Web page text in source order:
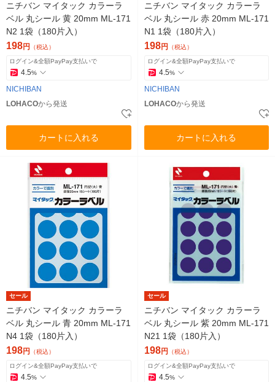
ニチバン マイタック カラーラ
ベル 丸シール 黄 20mm ML-171
N2 1袋（180片入）
198円 （税込）
ログイン&全額PayPay支払いで
4.5%
NICHIBAN
LOHACOから発送
カートに入れる
ニチバン マイタック カラーラ
ベル 丸シール 赤 20mm ML-171
N1 1袋（180片入）
198円 （税込）
ログイン&全額PayPay支払いで
4.5%
NICHIBAN
LOHACOから発送
カートに入れる
セール
ニチバン マイタック カラーラ
ベル 丸シール 青 20mm ML-171
N4 1袋（180片入）
198円 （税込）
ログイン&全額PayPay支払いで
4.5%
セール
ニチバン マイタック カラーラ
ベル 丸シール 紫 20mm ML-171
N21 1袋（180片入）
198円 （税込）
ログイン&全額PayPay支払いで
4.5%